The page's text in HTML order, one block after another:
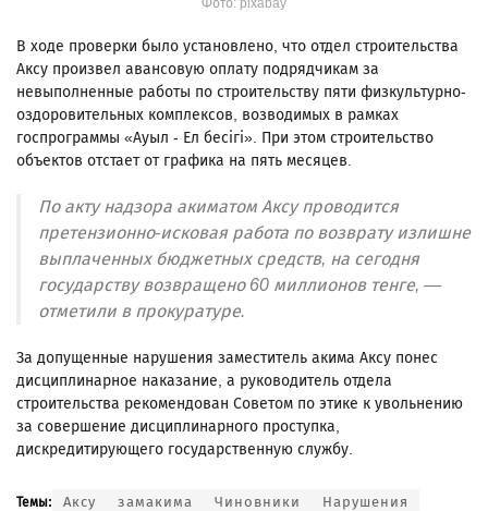
В ходе проверки было установлено, что отдел строительства
Аксу произвел авансовую оплату подрядчикам за
невыполненные работы по строительству пяти физкультурно-
оздоровительных комплексов, возводимых в рамках
госпрограммы «Ауыл - Ел бесігі». При этом строительство
объектов отстает от графика на пять месяцев.
По акту надзора акиматом Аксу проводится
претензионно-исковая работа по возврату излишне
выплаченных бюджетных средств, на сегодня
государству возвращено 60 миллионов тенге, —
отметили в прокуратуре.
За допущенные нарушения заместитель акима Аксу понес
дисциплинарное наказание, а руководитель отдела
строительства рекомендован Советом по этике к увольнению
за совершение дисциплинарного проступка,
дискредитирующего государственную службу.
Темы: Аксу замакима Чиновники
Нарушения